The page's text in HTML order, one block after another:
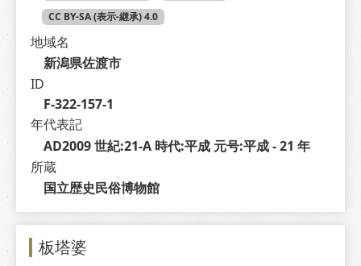
CC BY-SA (表示-継承) 4.0
地域名
新潟県佐渡市
ID
F-322-157-1
年代表記
AD2009 世紀:21-A 時代:平成 元号:平成 - 21 年
所蔵
国立歴史民俗博物館
板塔婆